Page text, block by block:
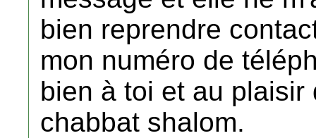
bien reprendre
mon numéro de
bien à toi et au plaisir
chabbat shalom.